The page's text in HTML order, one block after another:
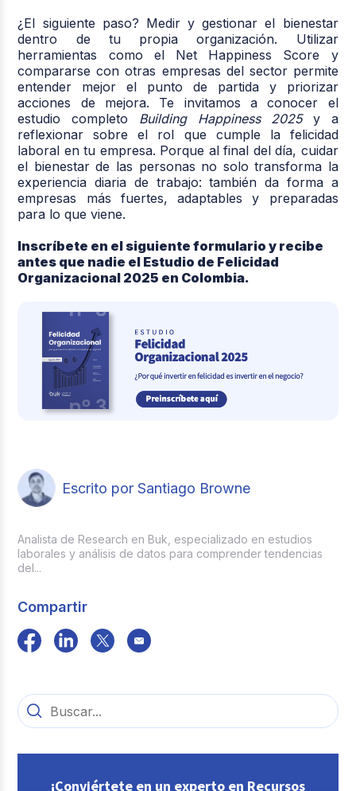
¿El siguiente paso? Medir y gestionar el bienestar
dentro de tu propia organización. Utilizar
herramientas como el Net Happiness Score y
compararse con otras empresas del sector permite
entender mejor el punto de partida y priorizar
acciones de mejora. Te invitamos a conocer el
estudio completo Building Happiness 2025y a
reflexionar sobre el rol que cumple la felicidad
laboral en tu empresa. Porque al final del día, cuidar
el bienestar de las personas no solo transforma la
experiencia diaria de trabajo: también da forma a
empresas más fuertes, adaptables y preparadas
para lo que viene.
Inscríbete en el siguiente formulario y recibe
antes que nadie el Estudio de Felicidad
Organizacional 2025 en Colombia.
Escrito por Santiago Browne
Analista de Research en Buk, especializado en estudios
laborales y análisis de datos para comprender tendencias
del...
Compartir
¡Conviértete en un experto en Recursos